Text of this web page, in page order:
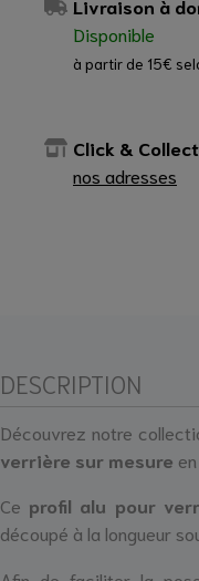
Livraison à
Disponible
à partir de 15€
Click &
nos adresses
DESCRIPTION
Découvrez notre
verrière sur mesure
Ce profil alu pour
découpé à la longueur